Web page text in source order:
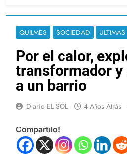
QUILMES SOCIEDAD
Por el calor,
transformador y
a un barrio
Diario EL SOL 4 Años Atrás
Compartilo!